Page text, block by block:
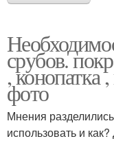
срубов.
, конопатка
фото
Мнения
использовать и